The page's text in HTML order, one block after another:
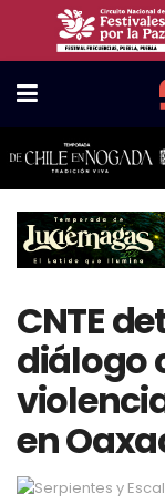
CNTE
diálogo
en